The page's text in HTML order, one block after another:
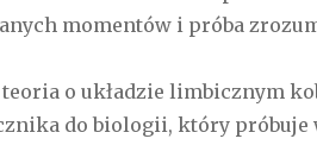
momentów i próba
o układzie limbicznym
do biologii, który próbuje